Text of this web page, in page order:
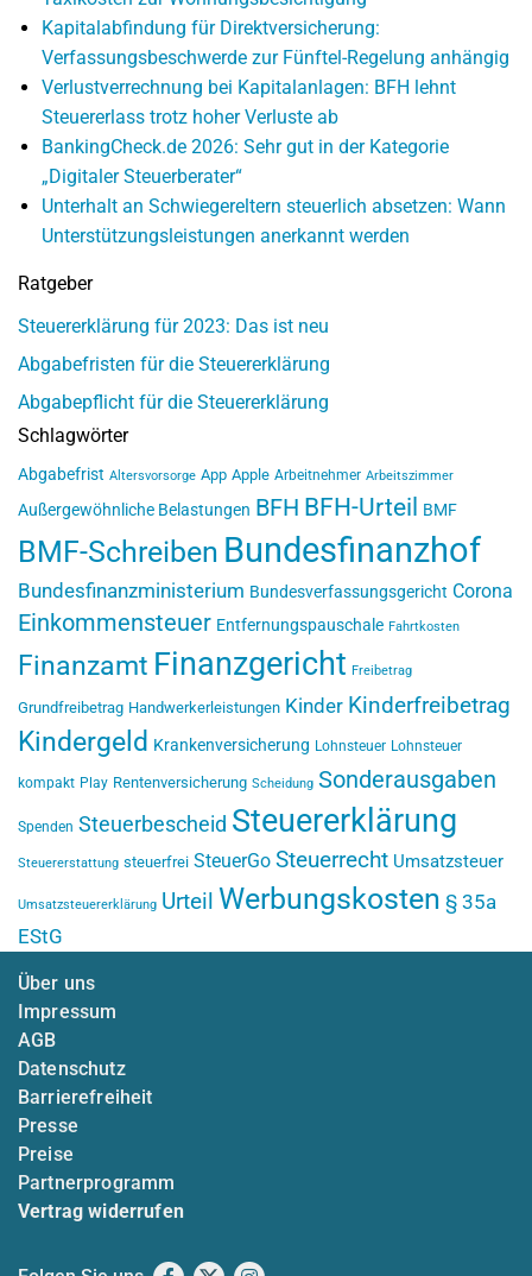
Kapitalabfindung für Direktversicherung:
Verfassungsbeschwerde zur Fünftel-Regelung anhängig
Verlustverrechnung bei Kapitalanlagen: BFH lehnt
Steuererlass trotz hoher Verluste ab
BankingCheck.de 2026: Sehr gut in der Kategorie
„Digitaler Steuerberater“
Unterhalt an Schwiegereltern steuerlich absetzen: Wann
Unterstützungsleistungen anerkannt werden
Ratgeber
Steuererklärung für 2023: Das ist neu
Abgabefristen für die Steuererklärung
Abgabepflicht für die Steuererklärung
Schlagwörter
Abgabefrist Altersvorsorge App Apple Arbeitnehmer Arbeitszimmer
Außergewöhnliche Belastungen BFH BFH-Urteil BMF
BMF-Schreiben Bundesfinanzhof
Bundesfinanzministerium Bundesverfassungsgericht Corona
Einkommensteuer Entfernungspauschale Fahrtkosten
Finanzamt Finanzgericht Freibetrag
Grundfreibetrag Handwerkerleistungen Kinder Kinderfreibetrag
Kindergeld Krankenversicherung Lohnsteuer Lohnsteuer
kompakt Play Rentenversicherung Scheidung Sonderausgaben
Spenden Steuerbescheid Steuererklärung
Steuererstattung steuerfrei SteuerGo Steuerrecht Umsatzsteuer
Umsatzsteuererklärung Urteil Werbungskosten § 35a
EStG
Über uns
Impressum
AGB
Datenschutz
Barrierefreiheit
Presse
Preise
Partnerprogramm
Vertrag widerrufen